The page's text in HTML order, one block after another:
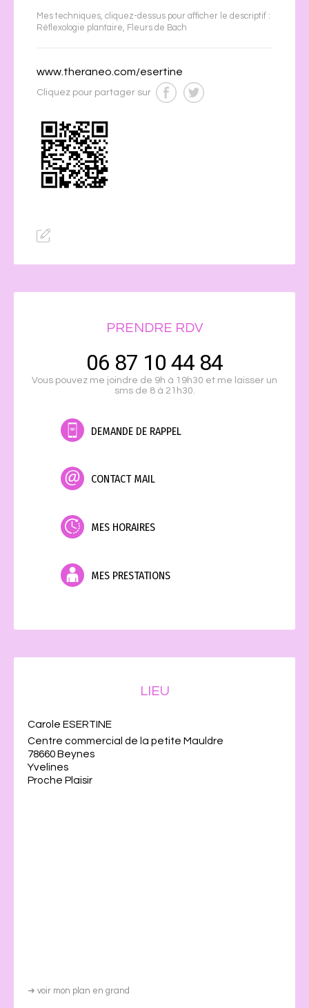
Mes techniques, cliquez-dessus pour afficher le descriptif :
Réflexologie plantaire, Fleurs de Bach
www.theraneo.com/esertine
Cliquez pour partager sur
PRENDRE RDV
06 87 10 44 84
Vous pouvez me joindre de 9h à 19h30 et me laisser un
sms de 8 à 21h30.
DEMANDE DE RAPPEL
CONTACT MAIL
MES HORAIRES
MES PRESTATIONS
LIEU
Carole ESERTINE
Centre commercial de la petite Mauldre
78660 Beynes
Yvelines
Proche Plaisir
➜ voir mon plan en grand